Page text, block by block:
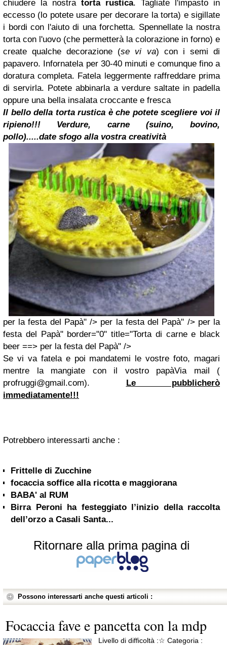
chiudere la nostra torta rustica. Tagliate l'impasto in
eccesso (lo potete usare per decorare la torta) e sigillate
i bordi con l'aiuto di una forchetta. Spennellate la nostra
torta con l'uovo (che permetterà la colorazione in forno) e
create qualche decorazione (se vi va) con i semi di
papavero. Infornatela per 30-40 minuti e comunque fino a
doratura completa. Fatela leggermente raffreddare prima
di servirla. Potete abbinarla a verdure saltate in padella
oppure una bella insalata croccante e fresca
Il bello della torta rustica è che potete scegliere voi il
ripieno!!! Verdure, carne (suino, bovino,
pollo).....date sfogo alla vostra creatività
per la festa del Papà" /> per la festa del Papà" /> per la
festa del Papà" border="0" title="Torta di carne e black
beer ==> per la festa del Papà" />
Se vi va fatela e poi mandatemi le vostre foto, magari
mentre la mangiate con il vostro papàVia mail (
profruggi@gmail.com). Le pubblicherò
immediatamente!!!
Potrebbero interessarti anche :
Frittelle di Zucchine
focaccia soffice alla ricotta e maggiorana
BABA' al RUM
Birra Peroni ha festeggiato l’inizio della raccolta
dell’orzo a Casali Santa...
Ritornare alla prima pagina di
Possono interessarti anche questi articoli :
Focaccia fave e pancetta con la mdp
Livello di difficoltà :☆ Categoria :